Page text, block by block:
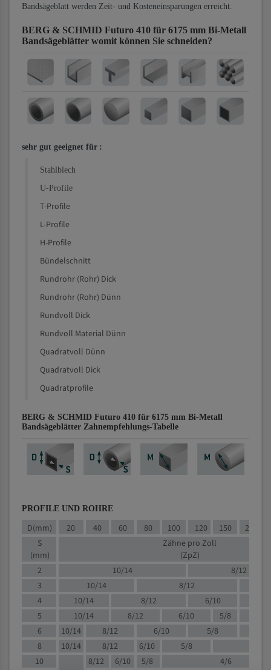
Bandsägeblatt werden Zeit- und Kosteneinsparungen erreicht.
BERG & SCHMID Futuro 410 für 6175 mm Bi-Metall
Bandsägeblätter womit können Sie schneiden?
sehr gut geeignet für :
Stahlblech
U-Profile
T-Profile
L-Profile
H-Profile
Bündelschnitt
Rundrohr (Rohr) Dick
Rundrohr (Rohr) Dünn
Rundvoll Dick
Rundvoll Material Dünn
Quadratvoll Dünn
Quadratvoll Dick
Quadratprofile
BERG & SCHMID Futuro 410 für 6175 mm Bi-Metall
Bandsägeblätter Zahnempfehlungs-Tabelle
PROFILE UND ROHRE
D(mm) 20 40 60 80 100 120 150 200
S
(mm)
Zähne pro Zoll
(ZpZ)
2
10/14
8/12
3
10/14 8/12
4
10/14 8/12 6/10
5
10/14 8/12 6/10
5/8
6
10/14 8/12 6/10
5/8
8
10/14 8/12 6/10 5/8
10
8/12 6/10 5/8
4/6